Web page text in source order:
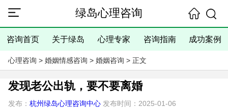
绿岛心理咨询
咨询首页 关于绿岛 心理专家 咨询指南 成功案例
心理咨询 > 婚姻情感咨询 > 婚姻咨询 > 正文
发现老公出轨，要不要离婚
发布： 杭州绿岛心理咨询中心发布时间：2025-01-06